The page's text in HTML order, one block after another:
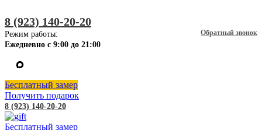
8 (923) 140-20-20
Обратный звонок
Режим работы:
Ежедневно с 9:00 до 21:00
Бесплатный замер
Получить подарок
8 (923) 140-20-20
Бесплатный замер